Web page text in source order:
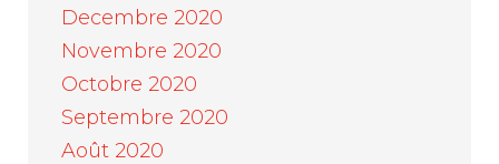
Decembre 2020
Novembre 2020
Octobre 2020
Septembre 2020
Août 2020